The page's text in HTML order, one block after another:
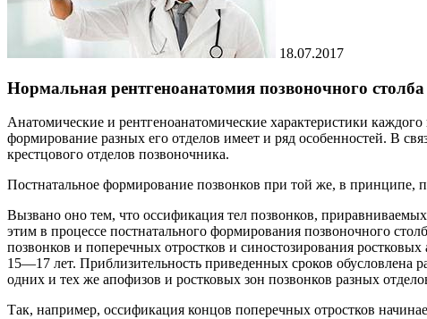
18.07.2017
Нормальная рентгеноанатомия позвоночного столба
Анатомические и рентгеноанатомические характеристики
формирование разных его отделов имеет и ряд особенностей. В
крестцового отделов позвоночника.
Постнатальное формирование позвонков при той же, в принципе,
Вызвано оно тем, что оссификация тел позвонков,
этим в процессе постнатального формирования позвоночного
позвонков и поперечных отростков и синостозирования
15—17 лет. Приблизительность приведенных сроков обусловлена
одних и тех же апофизов и ростковых зон позвонков разных
Так, например, оссификация концов поперечных отростков